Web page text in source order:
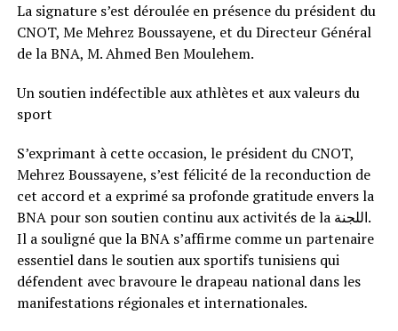
La signature s’est déroulée en présence du président du
CNOT, Me Mehrez Boussayene, et du Directeur Général
de la BNA, M. Ahmed Ben Moulehem.
Un soutien indéfectible aux athlètes et aux valeurs du
sport
S’exprimant à cette occasion, le président du CNOT,
Mehrez Boussayene, s’est félicité de la reconduction de
cet accord et a exprimé sa profonde gratitude envers la
BNA pour son soutien continu aux activités de la اللجنة.
Il a souligné que la BNA s’affirme comme un partenaire
essentiel dans le soutien aux sportifs tunisiens qui
défendent avec bravoure le drapeau national dans les
manifestations régionales et internationales.